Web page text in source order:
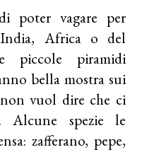
poter vagare per
Africa o del
piccole piramidi
bella mostra sui
vuol dire che ci
Alcune spezie le
zafferano, pepe,